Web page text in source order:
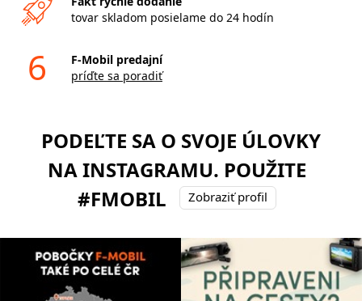
tovar skladom posielame do 24 hodín
6
F-Mobil predajní
príďte sa poradiť
PODEĽTE SA O SVOJE ÚLOVKY
NA INSTAGRAMU. POUŽITE
#FMOBIL
Zobraziť profil